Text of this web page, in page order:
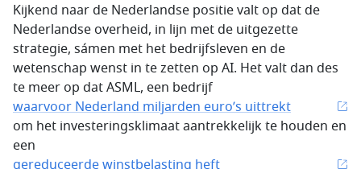
Kijkend naar de Nederlandse positie valt op dat de
Nederlandse overheid, in lijn met de uitgezette
strategie, sámen met het bedrijfsleven en de
wetenschap wenst in te zetten op AI. Het valt dan des
te meer op dat ASML, een bedrijf
waarvoor Nederland miljarden euro’s uittrekt
om het investeringsklimaat aantrekkelijk te houden en
een
gereduceerde winstbelasting heft